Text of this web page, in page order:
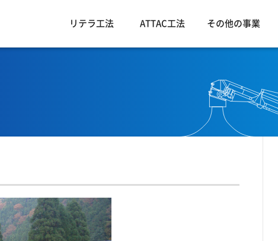
リテラ工法 ATTAC工法 その他の事業